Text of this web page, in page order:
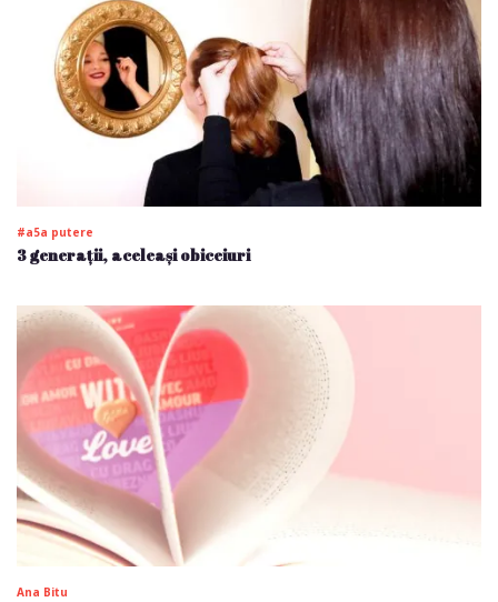
#a5a putere
3 generații, aceleași obiceiuri
Ana Bitu